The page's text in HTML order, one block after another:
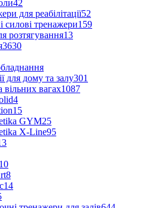
42
для реабілітації52
силові тренажери159
розтягування13
3630
для дому та залу301
вагах1087
4
15
GYM25
X-Line95
10
8
14